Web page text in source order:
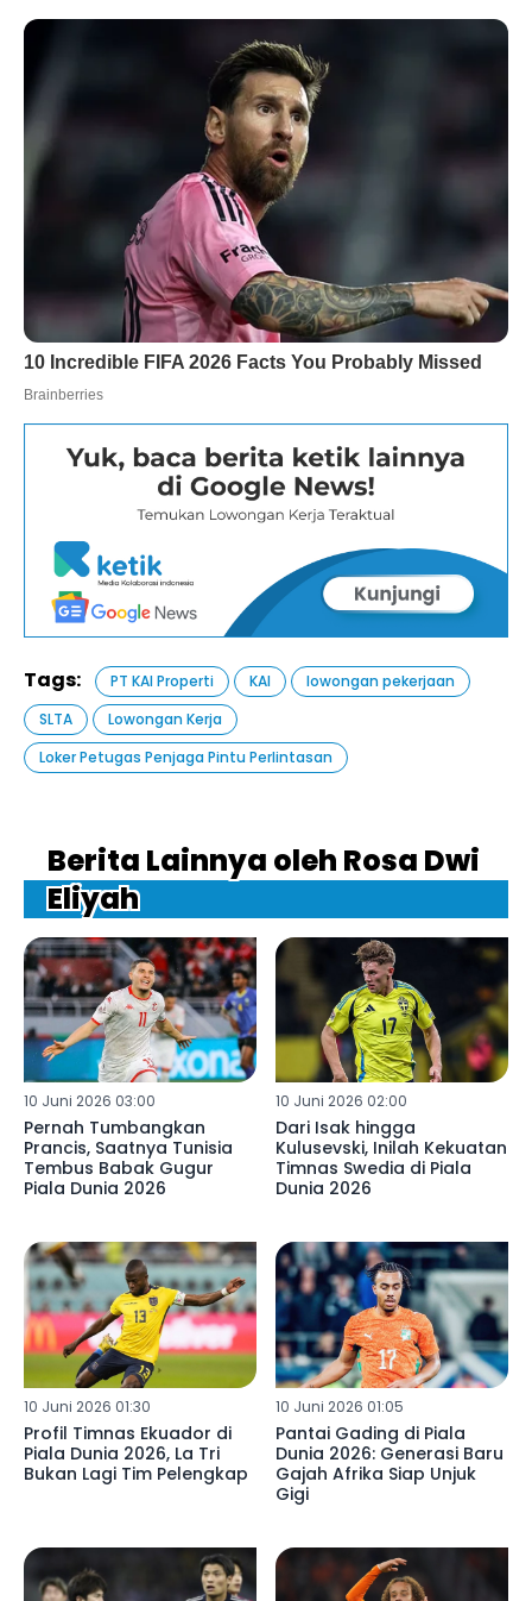
Tags: PT KAI Properti KAI
lowongan pekerjaan
SLTA
Lowongan Kerja
Loker Petugas Penjaga Pintu Perlintasan
Berita Lainnya oleh Rosa Dwi
Eliyah
10 Juni 2026 03:00
Pernah Tumbangkan
Prancis, Saatnya Tunisia
Tembus Babak Gugur
Piala Dunia 2026
10 Juni 2026 02:00
Dari Isak hingga
Kulusevski, Inilah Kekuatan
Timnas Swedia di Piala
Dunia 2026
10 Juni 2026 01:30
Profil Timnas Ekuador di
Piala Dunia 2026, La Tri
Bukan Lagi Tim Pelengkap
10 Juni 2026 01:05
Pantai Gading di Piala
Dunia 2026: Generasi Baru
Gajah Afrika Siap Unjuk
Gigi